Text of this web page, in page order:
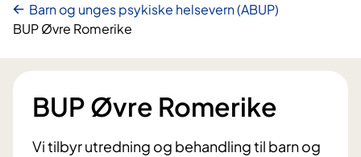
Barn og unges psykiske helsevern (ABUP)
BUP Øvre Romerike
BUP Øvre Romerike
Vi tilbyr utredning og behandling til barn og